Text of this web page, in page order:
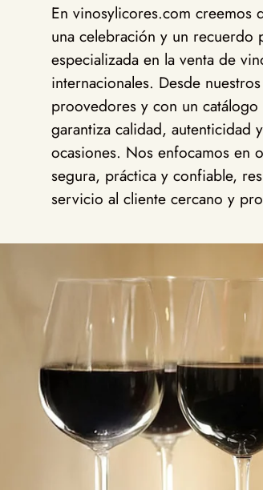
En vinosylicores.com creemos
una celebración y un recuerdo
especializada en la venta de
internacionales. Desde
proovedores y con un
garantiza calidad, autenticidad
ocasiones. Nos enfocamos en
segura, práctica y confiable,
servicio al cliente cercano y